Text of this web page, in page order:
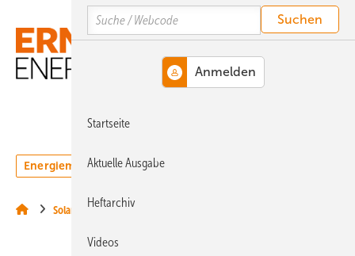
Hauptinhalt
Hauptmenü
SiteSearch
Energiemarkt Technologie
Solar
Search
Startseite
Aktuelle Ausgabe
Heftarchiv
Videos